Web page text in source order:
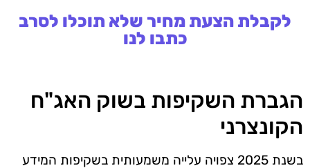
לקבלת הצעת מחיר שלא תוכלו לסרב
כתבו לנו
הגברת השקיפות בשוק האג"ח
הקונצרני
בשנת 2025 צפויה עלייה משמעותית בשקיפות המידע